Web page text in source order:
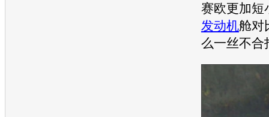
赛欧更加短
发动机舱对
么一丝不合